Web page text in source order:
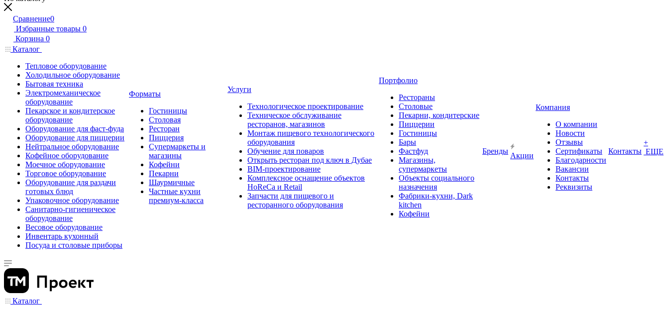
Сравнение0
Избранные товары 0
Корзина 0
Каталог
Тепловое оборудование
Холодильное оборудование
Бытовая техника
Электромеханическое
оборудование
Пекарское и кондитерское
оборудование
Оборудование для фаст-фуда
Оборудование для пиццерии
Нейтральное оборудование
Кофейное оборудование
Моечное оборудование
Торговое оборудование
Оборудование для раздачи
готовых блюд
Упаковочное оборудование
Санитарно-гигиеническое
оборудование
Весовое оборудование
Инвентарь кухонный
Посуда и столовые приборы
Форматы
Гостиницы
Столовая
Ресторан
Пиццерия
Супермаркеты и
магазины
Кофейни
Пекарни
Шаурмичные
Частные кухни
премиум-класса
Услуги
Технологическое проектирование
Техническое обслуживание
ресторанов, магазинов
Монтаж пищевого технологического
оборудования
Обучение для поваров
Открыть ресторан под ключ в Дубае
BIM-проектирование
Комплексное оснащение объектов
HoReCa и Retail
Запчасти для пищевого и
ресторанного оборудования
Портфолио
Рестораны
Столовые
Пекарни, кондитерские
Пиццерии
Гостиницы
Бары
Фастфуд
Магазины,
супермаркеты
Объекты социального
назначения
Фабрики-кухни, Dark
kitchen
Кофейни
Бренды
Акции
Компания
О компании
Новости
Отзывы
Сертификаты
Благодарности
Вакансии
Контакты
Реквизиты
Контакты
+
ЕЩЕ
Каталог